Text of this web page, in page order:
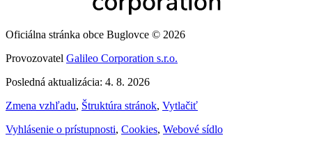
Oficiálna stránka obce Buglovce © 2026
Provozovatel Galileo Corporation s.r.o.
Posledná aktualizácia: 4. 8. 2026
Zmena vzhľadu, Štruktúra stránok, Vytlačiť
Vyhlásenie o prístupnosti, Cookies, Webové sídlo